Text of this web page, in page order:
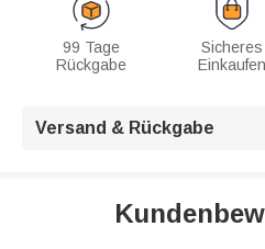
99 Tage
Rückgabe
Sicheres
Einkaufen
Versand & Rückgabe